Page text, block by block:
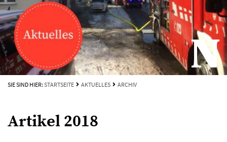
SIE SIND HIER: STARTSEITE AKTUELLES ARCHIV
Artikel 2018